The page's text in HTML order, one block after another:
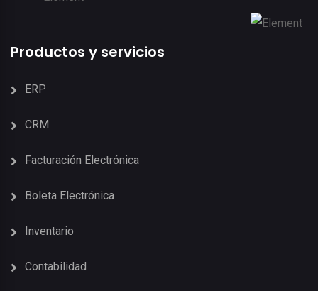
Productos y servicios
ERP
CRM
Facturación Electrónica
Boleta Electrónica
Inventario
Contabilidad